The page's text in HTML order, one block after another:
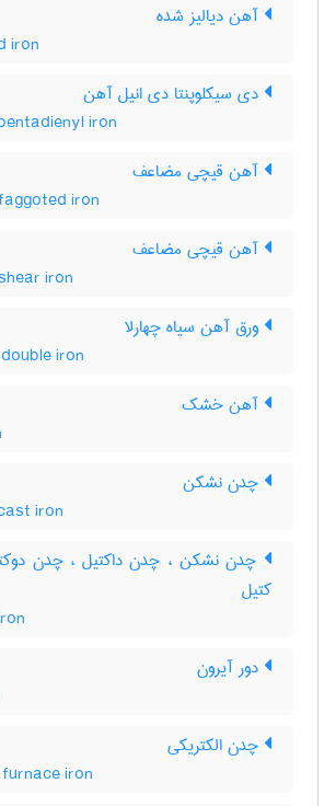
آهن دیالیز شده
iron
دی سیکلوپنتا دی انیل آهن
iron
آهن قیچی مضاعف
iron
آهن قیچی مضاعف
iron
ورق آهن سیاه چهارلا
iron
آهن خشک
چدن نشکن
iron
چدن نشکن ، چدن داکتیل ، چدن
کتیل
دور آیرون
چدن الکتریکی
iron